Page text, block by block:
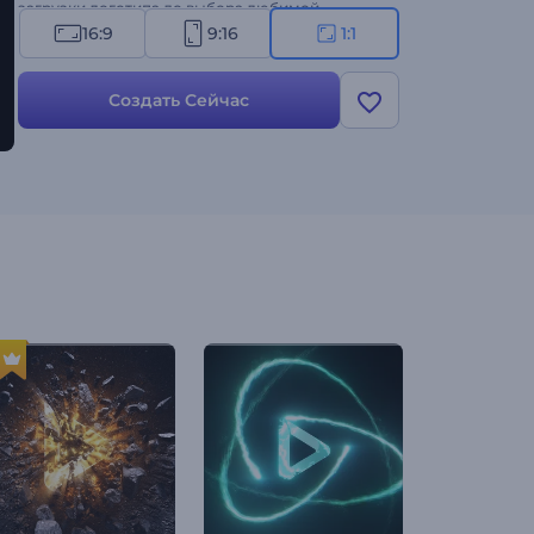
загрузки логотипа до выбора любимой
фоновой музыки. Попробуйте прямо сейчас!
16:9 9:16 1:1
Создать Сейчас